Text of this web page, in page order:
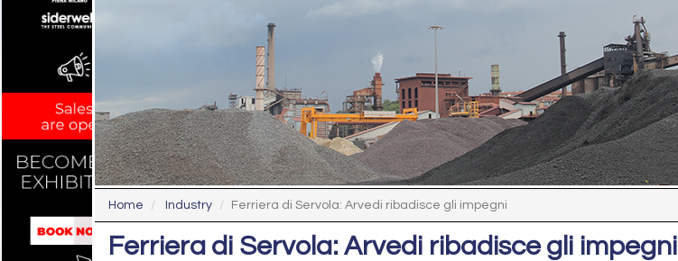
Home Industry Ferriera di Servola: Arvedi ribadisce gli impegni
Ferriera di Servola: Arvedi ribadisce gli impegni